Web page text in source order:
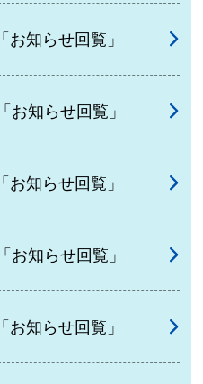
知らせ回覧」
お知らせ回覧」
知らせ回覧」
お知らせ回覧」
知らせ回覧」